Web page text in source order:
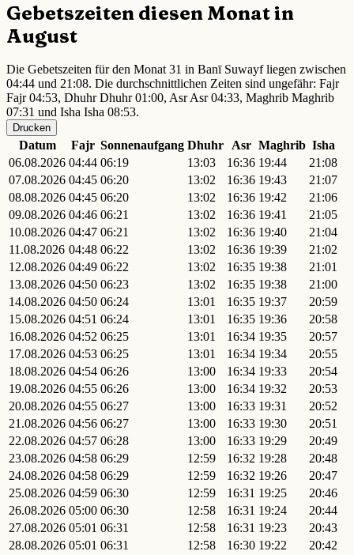
Gebetszeiten diesen Monat in
August
Die Gebetszeiten für den Monat 31 in Banī Suwayf liegen zwischen
04:44 und 21:08. Die durchschnittlichen Zeiten sind ungefähr: Fajr
Fajr 04:53, Dhuhr Dhuhr 01:00, Asr Asr 04:33, Maghrib Maghrib
07:31 und Isha Isha 08:53.
Drucken
Datum Fajr Sonnenaufgang Dhuhr Asr Maghrib Isha
06.08.2026 04:44 06:19 13:03 16:36 19:44
21:08
07.08.2026 04:45 06:20 13:02 16:36 19:43
21:07
08.08.2026 04:45 06:20 13:02 16:36 19:42
21:06
09.08.2026 04:46 06:21 13:02 16:36 19:41
21:05
10.08.2026 04:47 06:21 13:02 16:36 19:40
21:04
11.08.2026 04:48 06:22 13:02 16:36 19:39
21:02
12.08.2026 04:49 06:22 13:02 16:35 19:38
21:01
13.08.2026 04:50 06:23 13:02 16:35 19:38
21:00
14.08.2026 04:50 06:24 13:01 16:35 19:37
20:59
15.08.2026 04:51 06:24 13:01 16:35 19:36
20:58
16.08.2026 04:52 06:25 13:01 16:34 19:35
20:57
17.08.2026 04:53 06:25 13:01 16:34 19:34
20:55
18.08.2026 04:54 06:26 13:00 16:34 19:33
20:54
19.08.2026 04:55 06:26 13:00 16:34 19:32
20:53
20.08.2026 04:55 06:27 13:00 16:33 19:31
20:52
21.08.2026 04:56 06:27 13:00 16:33 19:30
20:51
22.08.2026 04:57 06:28 13:00 16:33 19:29
20:49
23.08.2026 04:58 06:29 12:59 16:32 19:28
20:48
24.08.2026 04:58 06:29 12:59 16:32 19:26
20:47
25.08.2026 04:59 06:30 12:59 16:31 19:25
20:46
26.08.2026 05:00 06:30 12:58 16:31 19:24
20:44
27.08.2026 05:01 06:31 12:58 16:31 19:23
20:43
28.08.2026 05:01 06:31 12:58 16:30 19:22
20:42